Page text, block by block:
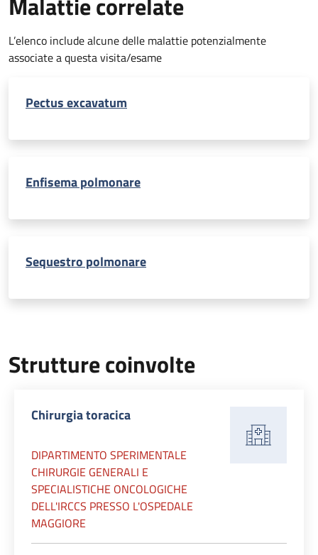
L’elenco include alcune delle malattie potenzialmente
associate a questa visita/esame
Pectus excavatum
Enfisema polmonare
Sequestro polmonare
Strutture coinvolte
Chirurgia toracica
DIPARTIMENTO SPERIMENTALE
CHIRURGIE GENERALI E
SPECIALISTICHE ONCOLOGICHE
DELL'IRCCS PRESSO L'OSPEDALE
MAGGIORE